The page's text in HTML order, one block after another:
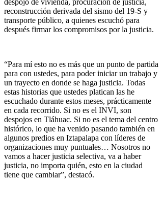
reconstrucción derivada del sismo del 19-S y
transporte público, a quienes escuchó para
después firmar los compromisos por la justicia.
“Para mí esto no es más que un punto de partida
para con ustedes, para poder iniciar un trabajo y
un trayecto en donde se haga justicia. Todas
estas historias que ustedes platican las he
escuchado durante estos meses, prácticamente
en cada recorrido. Si no es el INVI, son
despojos en Tláhuac. Si no es el tema del centro
histórico, lo que ha venido pasando también en
algunos predios en Iztapalapa con líderes de
organizaciones muy puntuales… Nosotros no
vamos a hacer justicia selectiva, va a haber
justicia, no importa quién, esto en la ciudad
tiene que cambiar”, destacó.